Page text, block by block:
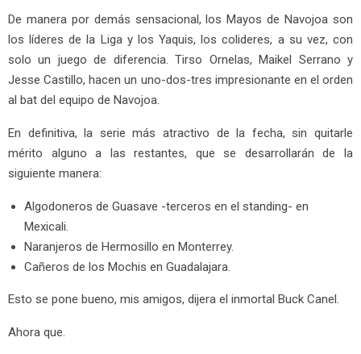
De manera por demás sensacional, los Mayos de Navojoa son
los líderes de la Liga y los Yaquis, los colideres, a su vez, con
solo un juego de diferencia. Tirso Ornelas, Maikel Serrano y
Jesse Castillo, hacen un uno-dos-tres impresionante en el orden
al bat del equipo de Navojoa.
En definitiva, la serie más atractivo de la fecha, sin quitarle
mérito alguno a las restantes, que se desarrollarán de la
siguiente manera:
Algodoneros de Guasave -terceros en el standing- en
Mexicali.
Naranjeros de Hermosillo en Monterrey.
Cañeros de los Mochis en Guadalajara.
Esto se pone bueno, mis amigos, dijera el inmortal Buck Canel.
Ahora que.